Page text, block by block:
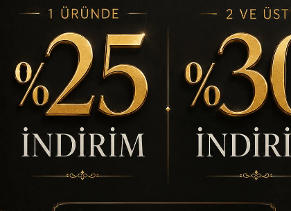
SOYUT KAHVERENGİ
DOKULU TABLO
(TD6672)
Stok Kodu
% ₺2.937,60 ₺2.203,20
Ölçü
50 x 50 60 x 60 80 x 80